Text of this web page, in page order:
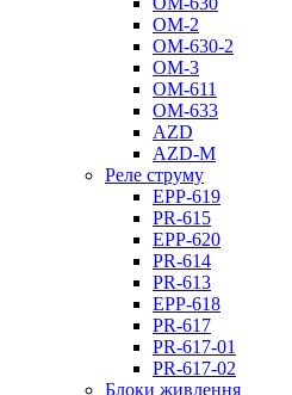
ОМ-2
ОМ-630-2
ОМ-3
ОМ-611
ОМ-633
AZD
AZD-M
Реле струму
EPP-619
PR-615
EPP-620
PR-614
PR-613
EPP-618
PR-617
PR-617-01
PR-617-02
Блоки живлення